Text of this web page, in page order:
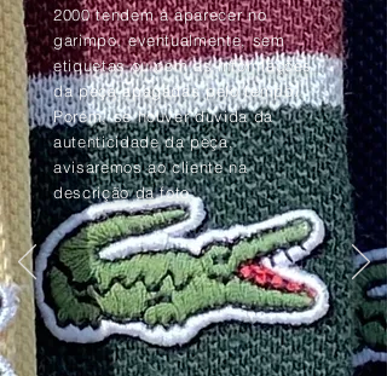
2000 tendem à aparecer no
garimpo, eventualmente, sem
etiquetas ou com as informações
da peça apagadas pelo tempo.
Porém, se houver dúvida da
autenticidade da peça,
avisaremos ao cliente na
descrição da foto.